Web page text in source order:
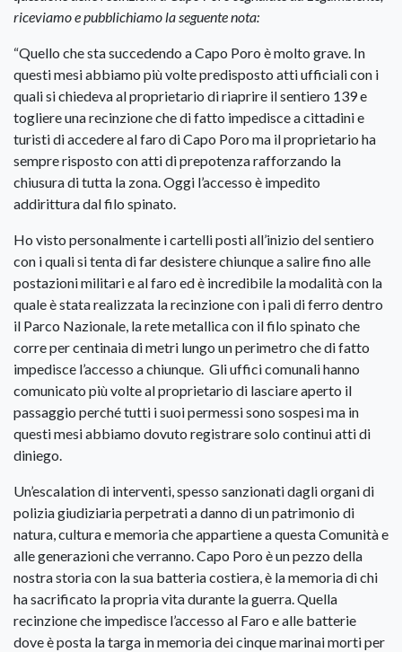
riceviamo e pubblichiamo la seguente nota:
“Quello che sta succedendo a Capo Poro è molto grave. In
questi mesi abbiamo più volte predisposto atti ufficiali con i
quali si chiedeva al proprietario di riaprire il sentiero 139 e
togliere una recinzione che di fatto impedisce a cittadini e
turisti di accedere al faro di Capo Poro ma il proprietario ha
sempre risposto con atti di prepotenza rafforzando la
chiusura di tutta la zona. Oggi l’accesso è impedito
addirittura dal filo spinato.
Ho visto personalmente i cartelli posti all’inizio del sentiero
con i quali si tenta di far desistere chiunque a salire fino alle
postazioni militari e al faro ed è incredibile la modalità con la
quale è stata realizzata la recinzione con i pali di ferro dentro
il Parco Nazionale, la rete metallica con il filo spinato che
corre per centinaia di metri lungo un perimetro che di fatto
impedisce l’accesso a chiunque. Gli uffici comunali hanno
comunicato più volte al proprietario di lasciare aperto il
passaggio perché tutti i suoi permessi sono sospesi ma in
questi mesi abbiamo dovuto registrare solo continui atti di
diniego.
Un’escalation di interventi, spesso sanzionati dagli organi di
polizia giudiziaria perpetrati a danno di un patrimonio di
natura, cultura e memoria che appartiene a questa Comunità e
alle generazioni che verranno. Capo Poro è un pezzo della
nostra storia con la sua batteria costiera, è la memoria di chi
ha sacrificato la propria vita durante la guerra. Quella
recinzione che impedisce l’accesso al Faro e alle batterie
dove è posta la targa in memoria dei cinque marinai morti per